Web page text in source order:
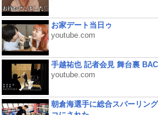
お家デート当日ゥ
youtube.com
手越祐也 記者会見 舞台裏
youtube.com
朝倉海選手に総合スパーリン